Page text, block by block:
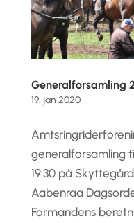
Generalforsamling
19. jan 2020
generalforsamling
19:30 på
Aabenraa
Formandens